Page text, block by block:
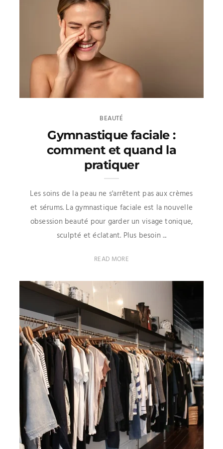
BEAUTÉ
Gymnastique faciale :
comment et quand la
pratiquer
Les soins de la peau ne s'arrêtent pas aux crèmes
et sérums. La gymnastique faciale est la nouvelle
obsession beauté pour garder un visage tonique,
sculpté et éclatant. Plus besoin ...
READ MORE